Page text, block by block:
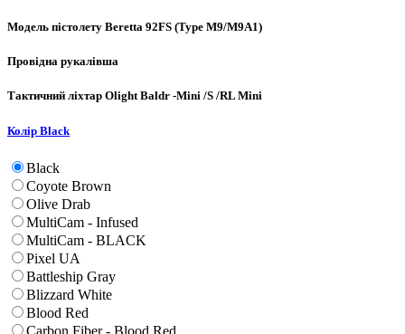
Модель пістолету Beretta 92FS (Type M9/M9A1)
Провідна рукалівша
Тактичний ліхтар Olight Baldr -Mini /S /RL Mini
Колір Black
Black
Coyote Brown
Olive Drab
MultiCam - Infused
MultiCam - BLACK
Pixel UA
Battleship Gray
Blizzard White
Blood Red
Carbon Fiber - Blood Red